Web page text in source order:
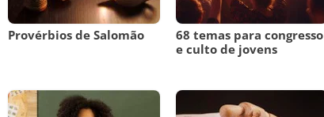
Provérbios de Salomão
68 temas para congresso
e culto de jovens